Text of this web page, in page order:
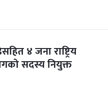
४ जना राष्ट्रिय
सदस्य नियुक्त